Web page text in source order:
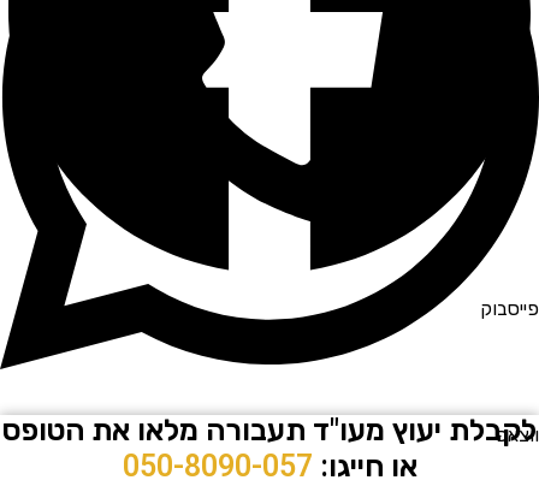
יעוץ מעו"ד תעבורה מלאו את הטופס
או חייגו:050-8090-057